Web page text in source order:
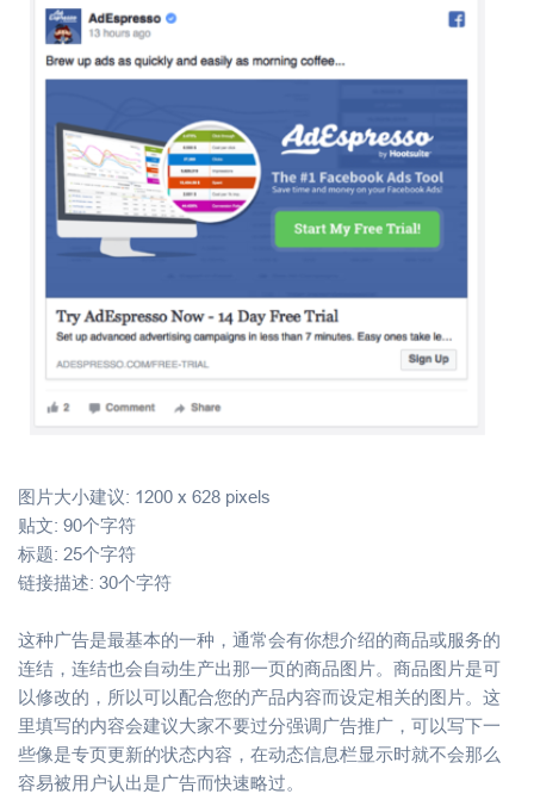
图片大小建议: 1200 x 628 pixels
贴文: 90个字符
标题: 25个字符
链接描述: 30个字符
这种广告是最基本的一种，通常会有你想介绍的商品或服务的
连结，连结也会自动生产出那一页的商品图片。商品图片是可
以修改的，所以可以配合您的产品内容而设定相关的图片。这
里填写的内容会建议大家不要过分强调广告推广，可以写下一
些像是专页更新的状态内容，在动态信息栏显示时就不会那么
容易被用户认出是广告而快速略过。